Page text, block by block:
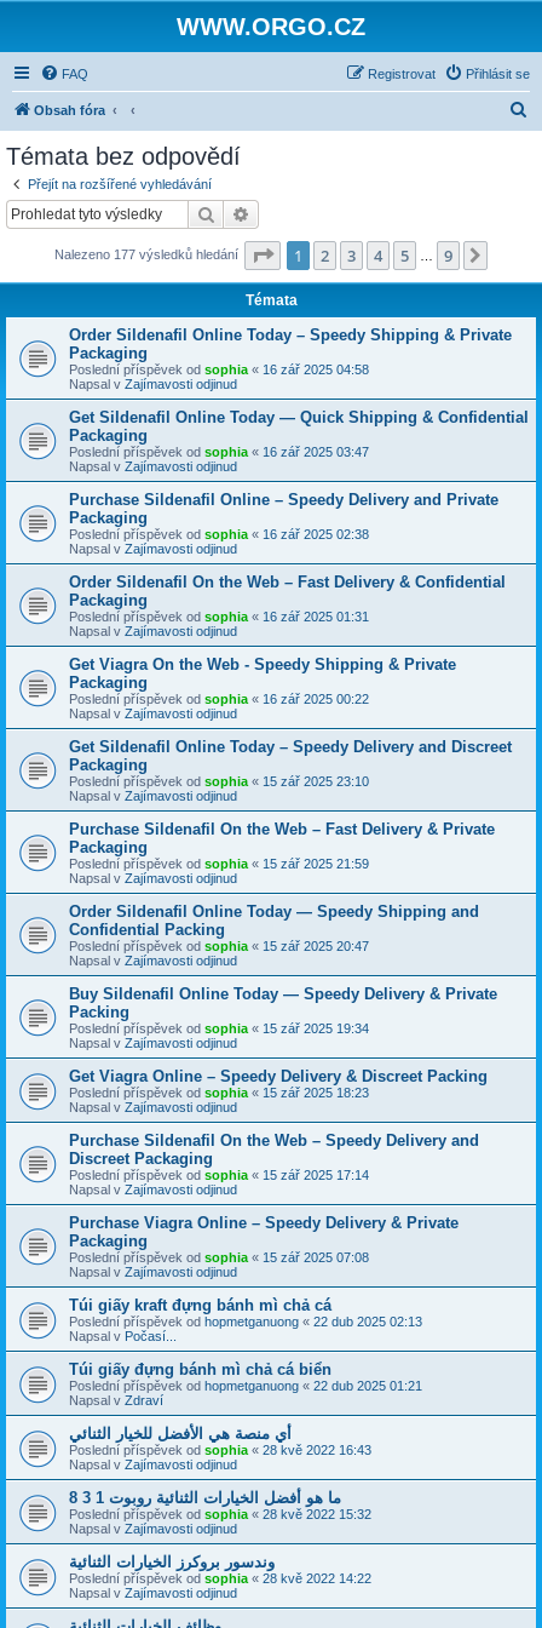
WWW.ORGO.CZ
FAQ Přihlásit se
Registrovat
Obsah fóra
Témata bez odpovědí
Přejít na rozšířené vyhledávání
Hledat
Nalezeno 177 výsledků hledání Stránka z
1 2 3 4 5 9
Témata
Order Sildenafil Online Today – Speedy Shipping & Private
Packaging
Poslední příspěvek od sophia « 16 zář 2025 04:58
Napsal v Zajímavosti odjinud
Get Sildenafil Online Today — Quick Shipping & Confidential
Packaging
Poslední příspěvek od sophia « 16 zář 2025 03:47
Napsal v Zajímavosti odjinud
Purchase Sildenafil Online – Speedy Delivery and Private
Packaging
Poslední příspěvek od sophia « 16 zář 2025 02:38
Napsal v Zajímavosti odjinud
Order Sildenafil On the Web – Fast Delivery & Confidential
Packaging
Poslední příspěvek od sophia « 16 zář 2025 01:31
Napsal v Zajímavosti odjinud
Get Viagra On the Web - Speedy Shipping & Private
Packaging
Poslední příspěvek od sophia « 16 zář 2025 00:22
Napsal v Zajímavosti odjinud
Get Sildenafil Online Today – Speedy Delivery and Discreet
Packaging
Poslední příspěvek od sophia « 15 zář 2025 23:10
Napsal v Zajímavosti odjinud
Purchase Sildenafil On the Web – Fast Delivery & Private
Packaging
Poslední příspěvek od sophia « 15 zář 2025 21:59
Napsal v Zajímavosti odjinud
Order Sildenafil Online Today — Speedy Shipping and
Confidential Packing
Poslední příspěvek od sophia « 15 zář 2025 20:47
Napsal v Zajímavosti odjinud
Buy Sildenafil Online Today — Speedy Delivery & Private
Packing
Poslední příspěvek od sophia « 15 zář 2025 19:34
Napsal v Zajímavosti odjinud
Get Viagra Online – Speedy Delivery & Discreet Packing
Poslední příspěvek od sophia « 15 zář 2025 18:23
Napsal v Zajímavosti odjinud
Purchase Sildenafil On the Web – Speedy Delivery and
Discreet Packaging
Poslední příspěvek od sophia « 15 zář 2025 17:14
Napsal v Zajímavosti odjinud
Purchase Viagra Online – Speedy Delivery & Private
Packaging
Poslední příspěvek od sophia « 15 zář 2025 07:08
Napsal v Zajímavosti odjinud
Túi giấy kraft đựng bánh mì chả cá
Poslední příspěvek od hopmetganuong « 22 dub 2025 02:13
Napsal v Počasí...
Túi giấy đựng bánh mì chả cá biển
Poslední příspěvek od hopmetganuong « 22 dub 2025 01:21
Napsal v Zdraví
أي منصة هي الأفضل للخيار الثنائي
Poslední příspěvek od sophia « 28 kvě 2022 16:43
Napsal v Zajímavosti odjinud
ما هو أفضل الخيارات الثنائية روبوت 1 3 8
Poslední příspěvek od sophia « 28 kvě 2022 15:32
Napsal v Zajímavosti odjinud
وندسور بروكرز الخيارات الثنائية
Poslední příspěvek od sophia « 28 kvě 2022 14:22
Napsal v Zajímavosti odjinud